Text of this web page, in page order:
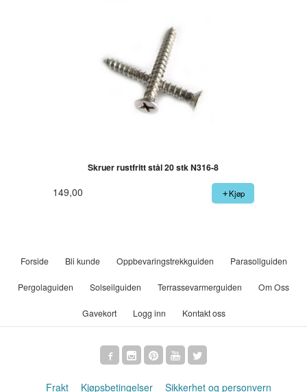
Skruer rustfritt stål 20 stk N316-8
149,00 Kjøp
Forside Bli kunde Oppbevaringstrekkguiden Parasollguiden
Pergolaguiden Solseilguiden Terrassevarmerguiden Om Oss
Gavekort Logg inn Kontakt oss
Frakt Kjøpsbetingelser Sikkerhet og personvern